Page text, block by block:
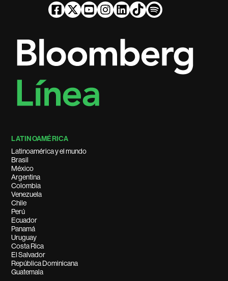
LATINOAMÉRICA
Latinoamérica y el mundo
Brasil
México
Argentina
Colombia
Venezuela
Chile
Perú
Ecuador
Panamá
Uruguay
Costa Rica
El Salvador
República Dominicana
Guatemala